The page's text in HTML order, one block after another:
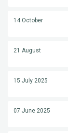
14 October
21 August
15 July 2025
07 June 2025